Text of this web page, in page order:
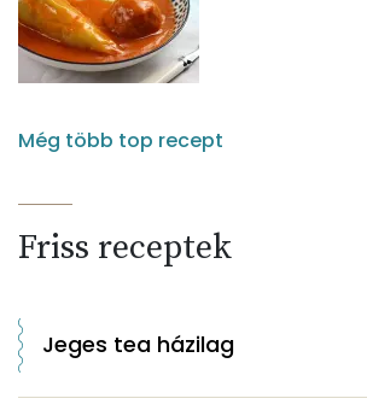
Még több top recept
Friss receptek
Jeges tea házilag